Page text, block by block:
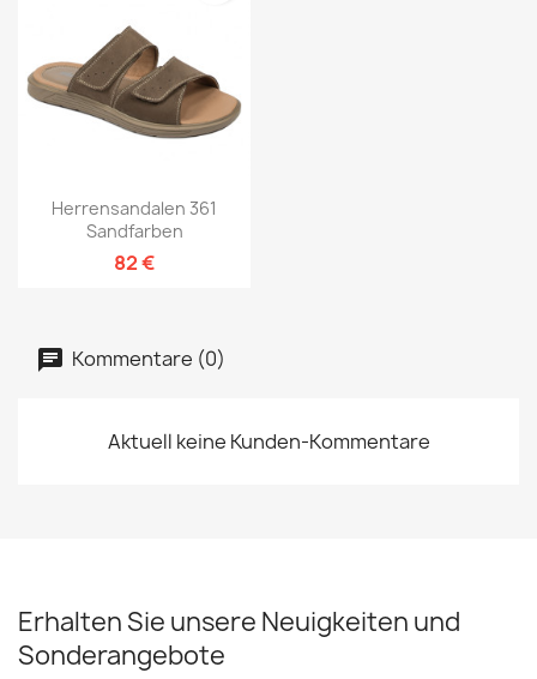
Herrensandalen 361
Sandfarben
82 €
Kommentare (0)
Aktuell keine Kunden-Kommentare
Erhalten Sie unsere Neuigkeiten und
Sonderangebote